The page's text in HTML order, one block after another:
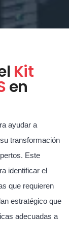
Kit
en
ayudar a
transformación
Este
identificar el
que requieren
estratégico que
adecuadas a